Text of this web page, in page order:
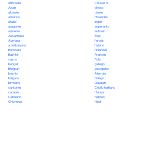
africaans
Akan
albanés
amárico
árabe
aragonés
armenio
Assamese
Aymara
azerbaiyano
Bambara
Bashkir
vasco
bengalí
Bhojpuri
bosnio
búlgaro
birmano
cantonés
catalán
Cebuano
Chichewa
Chuvashi
checo
danés
Holandés
Inglés
esperanto
estonio
Ewe
feroés
fiyiano
finlandés
Francés
Fula
gallego
georgiano
Alemán
Griego
Gujarati
Criollo haitiano
Hausa
hebreo
hindi